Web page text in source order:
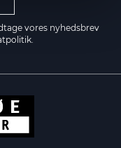
vores nyhedsbrev